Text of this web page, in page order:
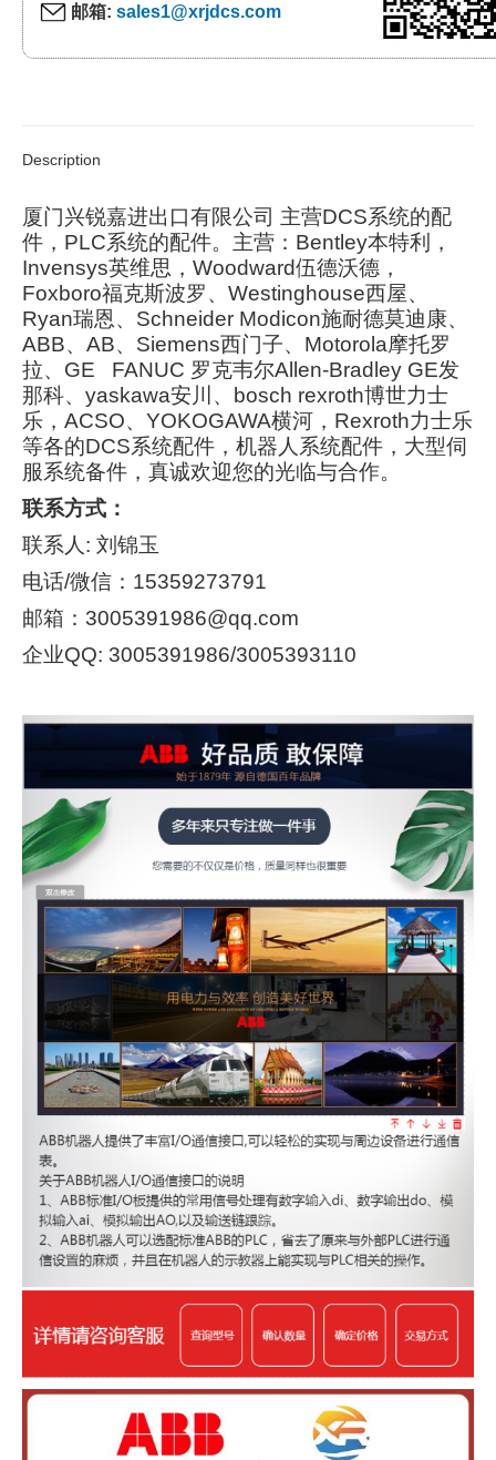
邮箱: sales1@xrjdcs.com
Description
厦门兴锐嘉进出口有限公司 主营DCS系统的配
件，PLC系统的配件。主营：Bentley本特利，
Invensys英维思，Woodward伍德沃德，
Foxboro福克斯波罗、Westinghouse西屋、
Ryan瑞恩、Schneider Modicon施耐德莫迪康、
ABB、AB、Siemens西门子、Motorola摩托罗
拉、GE FANUC 罗克韦尔Allen-Bradley GE发
那科、yaskawa安川、bosch rexroth博世力士
乐，ACSO、YOKOGAWA横河，Rexroth力士乐
等各的DCS系统配件，机器人系统配件，大型伺
服系统备件，真诚欢迎您的光临与合作。
联系方式：
联系人: 刘锦玉
电话/微信：15359273791
邮箱：3005391986@qq.com
企业QQ: 3005391986/3005393110